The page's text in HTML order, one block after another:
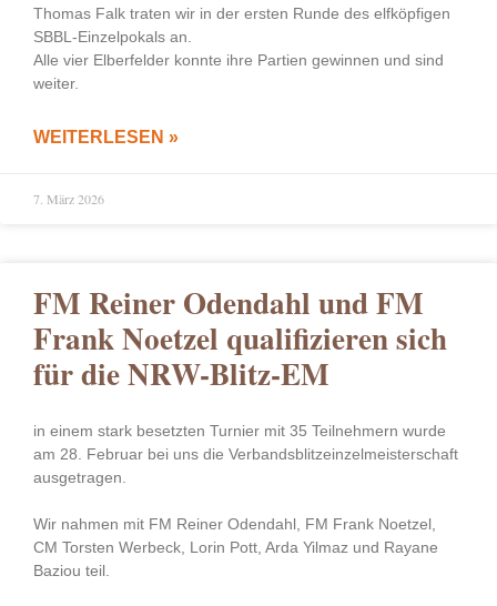
Thomas Falk traten wir in der ersten Runde des elfköpfigen
SBBL-Einzelpokals an.
Alle vier Elberfelder konnte ihre Partien gewinnen und sind
weiter.
WEITERLESEN »
7. März 2026
FM Reiner Odendahl und FM
Frank Noetzel qualifizieren sich
für die NRW-Blitz-EM
in einem stark besetzten Turnier mit 35 Teilnehmern wurde
am 28. Februar bei uns die Verbandsblitzeinzelmeisterschaft
ausgetragen.
Wir nahmen mit FM Reiner Odendahl, FM Frank Noetzel,
CM Torsten Werbeck, Lorin Pott, Arda Yilmaz und Rayane
Baziou teil.